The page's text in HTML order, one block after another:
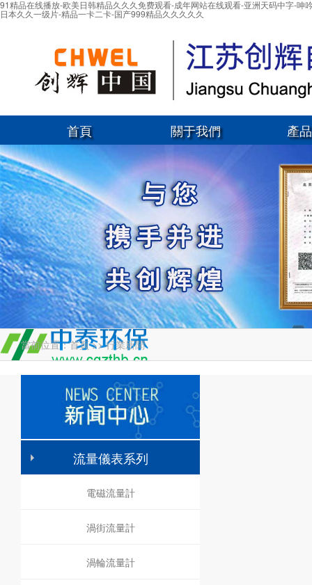
91精品在线播放-欧美日韩精品久久久免费观看-成年网站在线观看-亚洲天码中字-
日本久久一级片-精品一卡二卡-国产999精品久久久久久
首頁 關于我們 產
當前位置：首頁>>行業新聞
流量儀表系列
電磁流量計
渦街流量計
渦輪流量計